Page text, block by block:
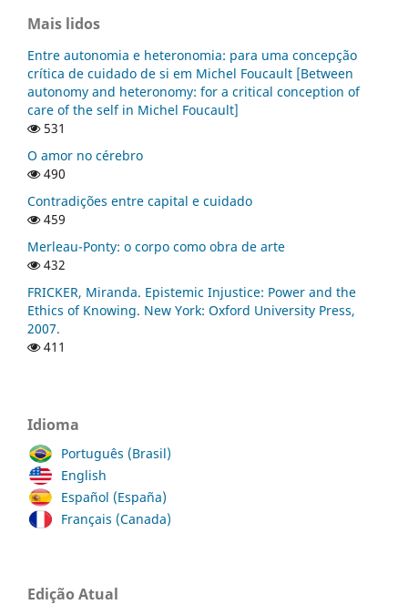
Mais lidos
Entre autonomia e heteronomia: para uma concepção
crítica de cuidado de si em Michel Foucault [Between
autonomy and heteronomy: for a critical conception of
care of the self in Michel Foucault]
531
O amor no cérebro
490
Contradições entre capital e cuidado
459
Merleau-Ponty: o corpo como obra de arte
432
FRICKER, Miranda. Epistemic Injustice: Power and the
Ethics of Knowing. New York: Oxford University Press,
2007.
411
Idioma
Português (Brasil)
English
Español (España)
Français (Canada)
Edição Atual